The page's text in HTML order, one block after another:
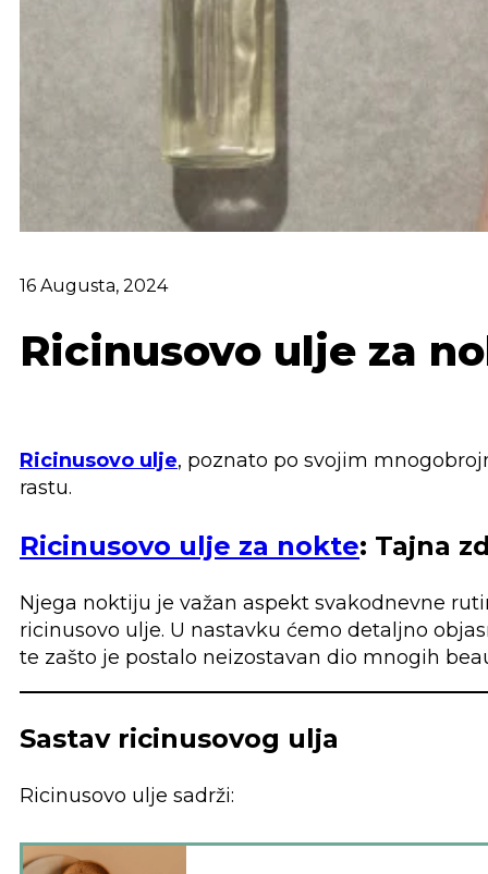
16 Augusta, 2024
Ricinusovo ulje za
Ricinusovo ulje, poznato po svojim
rastu.
Ricinusovo ulje za nokte: Tajna
Njega noktiju je važan aspekt svakodnevne
ricinusovo ulje. U nastavku ćemo detaljno
te zašto je postalo neizostavan dio mnogih
Sastav ricinusovog ulja
Ricinusovo ulje sadrži: